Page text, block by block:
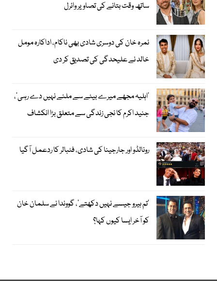
ساتھ وقت بتانے کی تصاویر وائرل
نمرہ خان کی دوسری شادی بھی ناکام، اداکارہ مومل
خالد نے علیحدگی کی تصدیق کر دی
’اہلیہ مجھے میرے بیٹے سے ملنے نہیں دے رہی‘،
جنید اکرم کا نجی زندگی سے متعلق بڑا انکشاف
رونالڈو اور جارجینا کی شادی، فٹبالر کا ردعمل آگیا
’تم ہیرو جیسے نہیں دکھتے‘، گووندا نے سلمان خان
کو آخر ایسا کیوں کہا؟